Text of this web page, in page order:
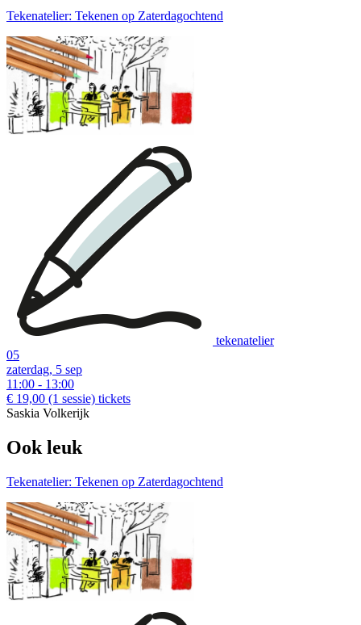
Tekenatelier: Tekenen op Zaterdagochtend
tekenatelier
05
zaterdag, 5 sep
11:00 - 13:00
€ 19,00 (1 sessie) tickets
Saskia Volkerijk
Ook leuk
Tekenatelier: Tekenen op Zaterdagochtend